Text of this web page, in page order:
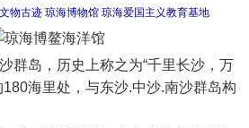
物古迹 琼海博物馆 琼海爱国主义教育基地
岛，历史上称之为“千里长沙，万
海里处，与东沙.中沙.南沙群岛构